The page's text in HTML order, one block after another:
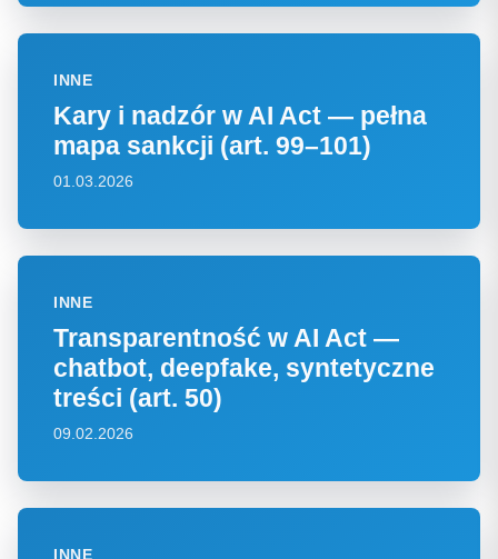
INNE
Kary i nadzór w AI Act — pełna
mapa sankcji (art. 99–101)
01.03.2026
INNE
Transparentność w AI Act —
chatbot, deepfake, syntetyczne
treści (art. 50)
09.02.2026
INNE